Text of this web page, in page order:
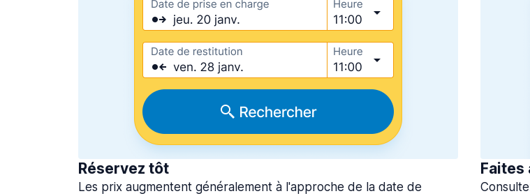
Réservez tôt
Les prix augmentent généralement à l'approche de la date de
Faites